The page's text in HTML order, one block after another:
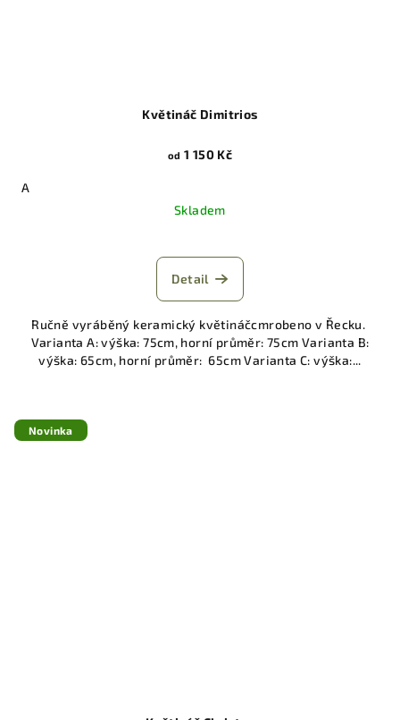
Květináč Dimitrios
od 1 150 Kč
A
Skladem
Detail
Ručně vyráběný keramický květináčcmrobeno v Řecku.
Varianta A: výška: 75cm, horní průměr: 75cm Varianta B:
výška: 65cm, horní průměr: 65cm Varianta C: výška:...
Novinka